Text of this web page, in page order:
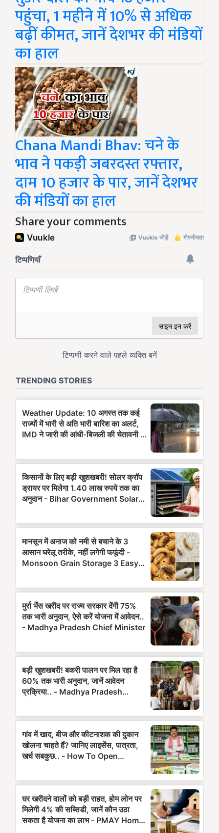
पहुंचा, 1 महीने में 10% से अधिक
बढ़ीं कीमत, जानें देशभर की मंडियों
का हाल
Chana Mandi Bhav: चने के
भाव ने पकड़ी जबरदस्त रफ्तार,
दाम 10 हजार के पार, जानें देशभर
की मंडियों का हाल
Share your comments